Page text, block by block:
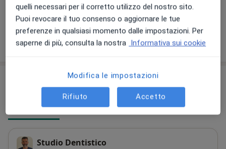
+ 39 prestazioni
Come funzionano i prezzi?
Indirizzo Online
Studio Dentistico
quelli necessari per il corretto utilizzo del nostro sito.
Puoi revocare il tuo consenso o aggiornare le tue
preferenze in qualsiasi momento dalle impostazioni. Per
saperne di più, consulta la nostra Informativa sui cookie
Modifica le impostazioni
Rifiuto Accetto